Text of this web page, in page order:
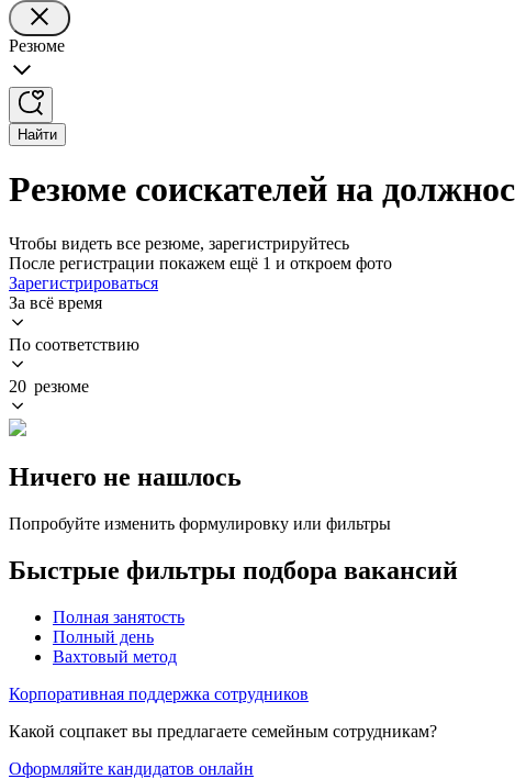
Резюме
Найти
Резюме соискателей на
Чтобы видеть все резюме, зарегистрируйтесь
После регистрации покажем ещё 1 и откроем фото
Зарегистрироваться
За всё время
По соответствию
20 резюме
Ничего не нашлось
Попробуйте изменить формулировку или фильтры
Быстрые фильтры подбора вакансий
Полная занятость
Полный день
Вахтовый метод
Корпоративная поддержка сотрудников
Какой соцпакет вы предлагаете семейным сотрудникам?
Оформляйте кандидатов онлайн